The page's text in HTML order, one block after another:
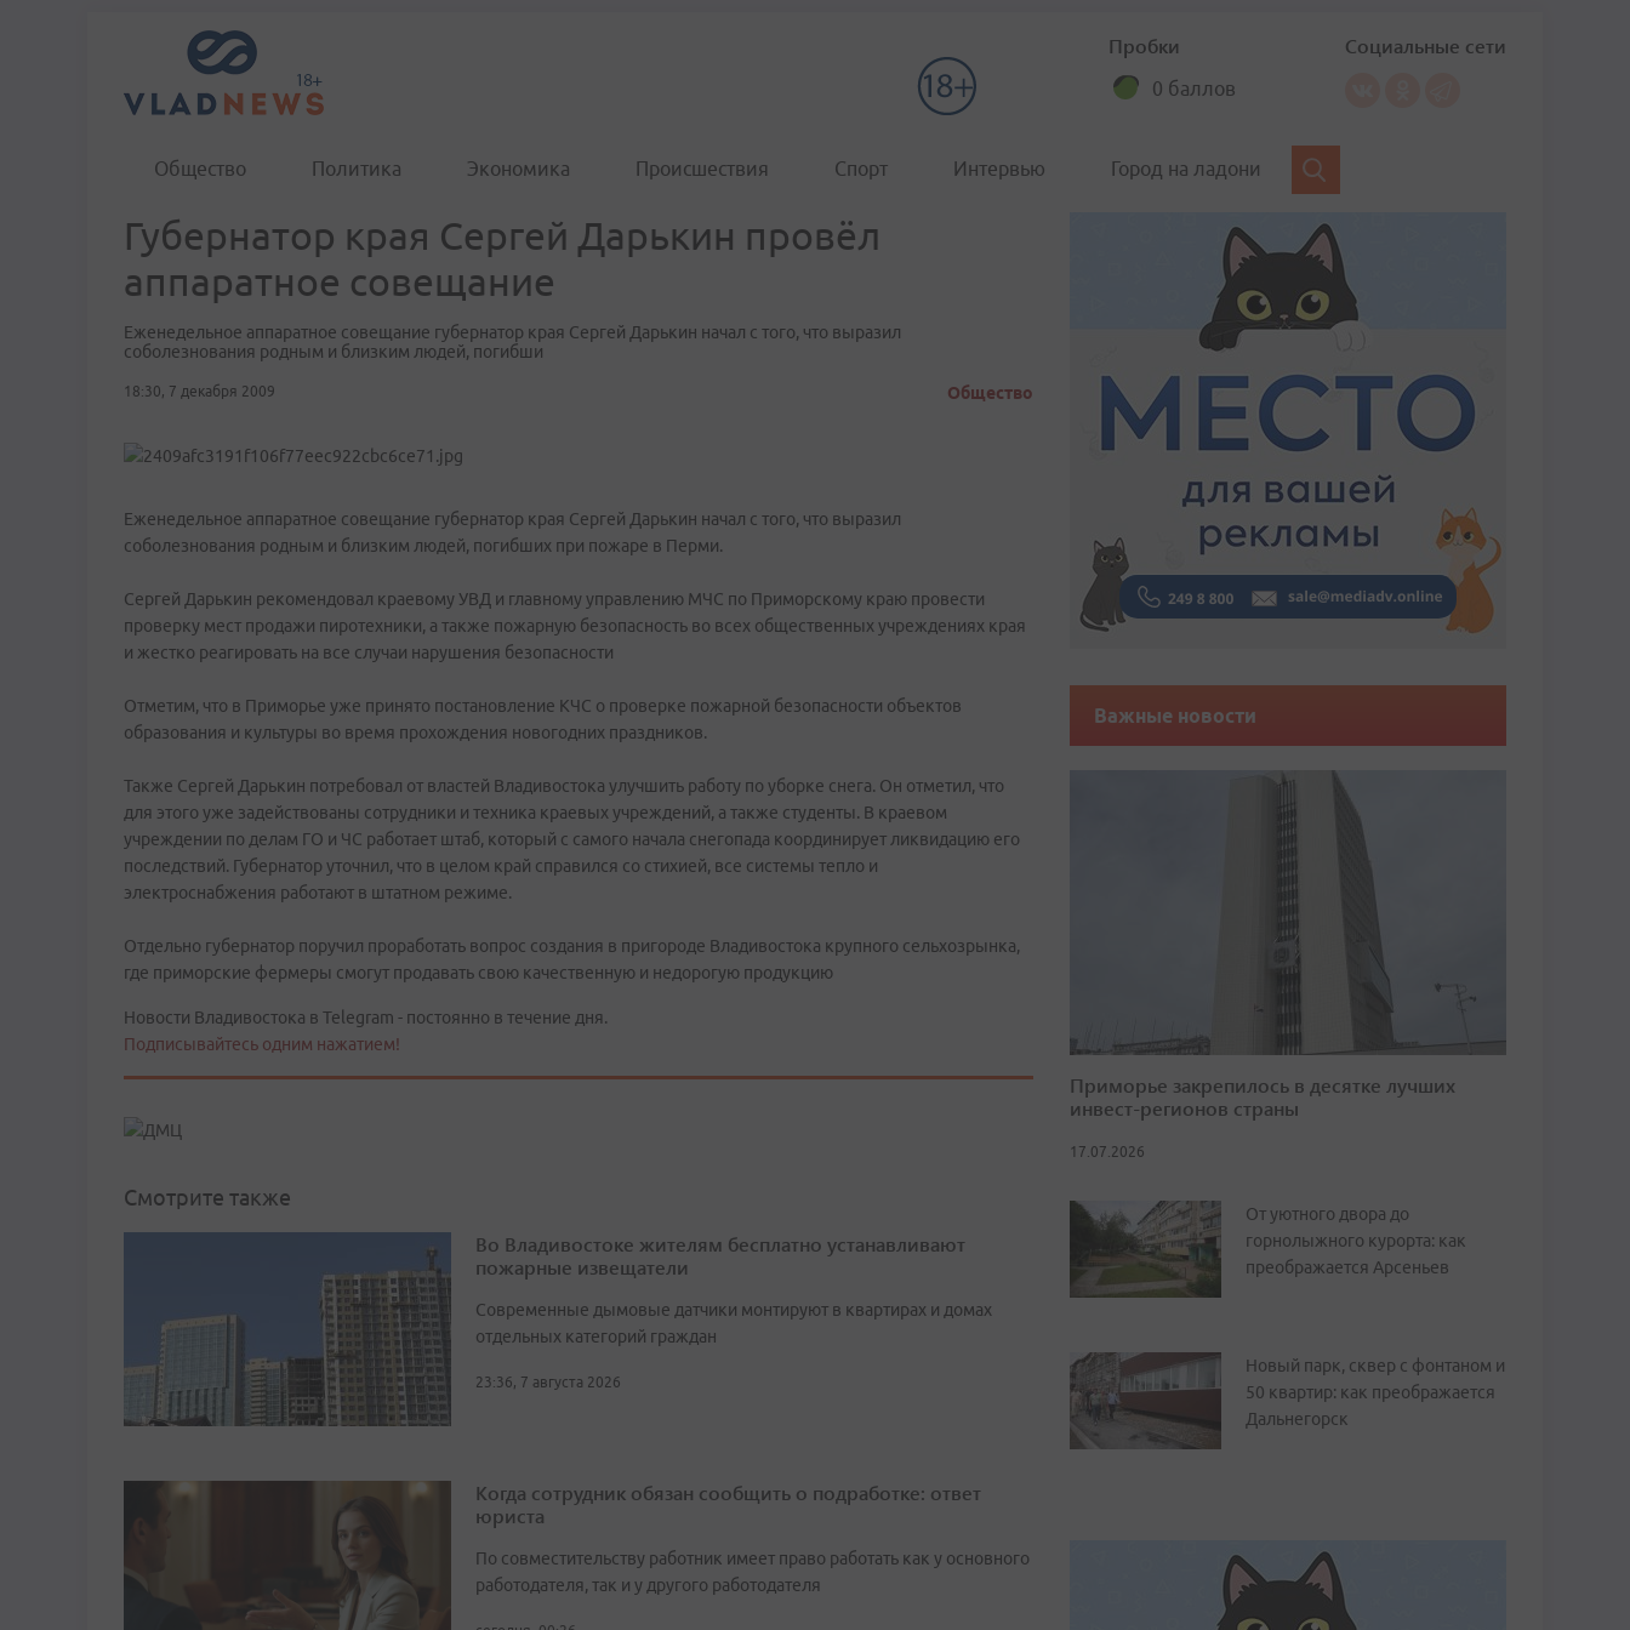
Пробки
0 баллов
Социальные сети
Общество Политика Экономика Происшествия Спорт Интервью Город на ладони
Губернатор края Сергей Дарькин провёл
аппаратное совещание
Еженедельное аппаратное совещание губернатор края Сергей Дарькин начал с того, что выразил
соболезнования родным и близким людей, погибши
18:30, 7 декабря 2009 Общество
Еженедельное аппаратное совещание губернатор края Сергей Дарькин начал с того, что выразил
соболезнования родным и близким людей, погибших при пожаре в Перми.
Сергей Дарькин рекомендовал краевому УВД и главному управлению МЧС по Приморскому краю провести
проверку мест продажи пиротехники, а также пожарную безопасность во всех общественных учреждениях края
и жестко реагировать на все случаи нарушения безопасности
Отметим, что в Приморье уже принято постановление КЧС о проверке пожарной безопасности объектов
образования и культуры во время прохождения новогодних праздников.
Также Сергей Дарькин потребовал от властей Владивостока улучшить работу по уборке снега. Он отметил, что
для этого уже задействованы сотрудники и техника краевых учреждений, а также студенты. В краевом
учреждении по делам ГО и ЧС работает штаб, который с самого начала снегопада координирует ликвидацию его
последствий. Губернатор уточнил, что в целом край справился со стихией, все системы тепло и
электроснабжения работают в штатном режиме.
Отдельно губернатор поручил проработать вопрос создания в пригороде Владивостока крупного сельхозрынка,
где приморские фермеры смогут продавать свою качественную и недорогую продукцию
Новости Владивостока в Telegram - постоянно в течение дня.
Подписывайтесь одним нажатием!
Смотрите также
Во Владивостоке жителям бесплатно устанавливают
пожарные извещатели
Современные дымовые датчики монтируют в квартирах и домах
отдельных категорий граждан
23:36, 7 августа 2026
Когда сотрудник обязан сообщить о подработке: ответ
юриста
По совместительству работник имеет право работать как у основного
работодателя, так и у другого работодателя
Важные новости
Приморье закрепилось в десятке лучших
инвест-регионов страны
17.07.2026
От уютного двора до
горнолыжного курорта: как
преображается Арсеньев
Новый парк, сквер с фонтаном и
50 квартир: как преображается
Дальнегорск